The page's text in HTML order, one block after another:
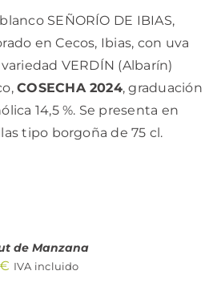
SEÑORÍO DE IBIAS,
en Cecos, Ibias, con uva
VERDÍN (Albarín)
COSECHA 2024, graduación
14,5 %. Se presenta en
tipo borgoña de 75 cl.
de Manzana
€ IVA incluido